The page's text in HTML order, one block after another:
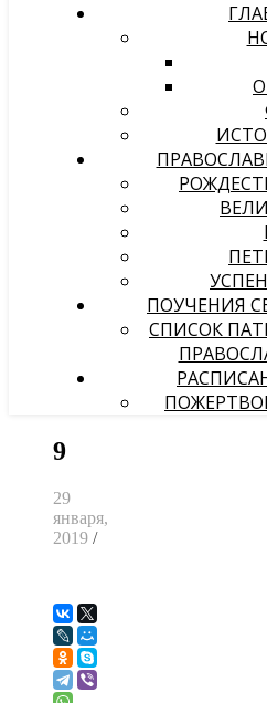
ПОУЧЕНИЯ
СПИСОК
9
29
января,
2019 /